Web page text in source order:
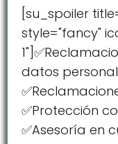
[su_spoiler
style="fancy"
datos
✅Protección
✅Asesoría en